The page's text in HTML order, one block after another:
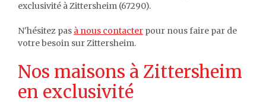
exclusivité à Zittersheim (67290).
N'hésitez pas à nous contacter pour nous faire par de
votre besoin sur Zittersheim.
Nos maisons à Zittersheim
en exclusivité